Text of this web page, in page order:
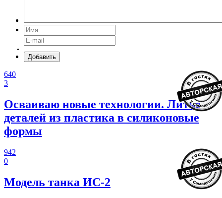
Добавить
640
3
Осваиваю новые технологии. Литье
деталей из пластика в силиконовые
формы
942
0
Модель танка ИС-2